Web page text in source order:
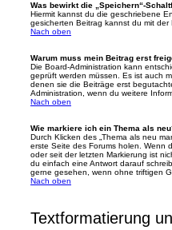
Was bewirkt die „Speichern“-
Hiermit kannst du die geschriebene
gesicherten Beitrag kannst du mit der
Nach oben
Warum muss mein Beitrag erst
Die Board-Administration kann
geprüft werden müssen. Es ist auch
denen sie die Beiträge erst
Administration, wenn du weitere
Nach oben
Wie markiere ich ein Thema als
Durch Klicken des „Thema als neu
erste Seite des Forums holen. Wenn
oder seit der letzten Markierung ist
du einfach eine Antwort darauf
gerne gesehen, wenn ohne triftigen
Nach oben
Textformatierung